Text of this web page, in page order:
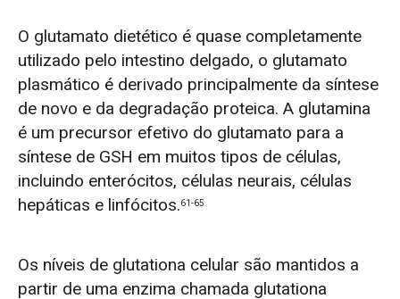
O glutamato dietético é quase completamente
utilizado pelo intestino delgado, o glutamato
plasmático é derivado principalmente da síntese
de novo e da degradação proteica. A glutamina
é um precursor efetivo do glutamato para a
síntese de GSH em muitos tipos de células,
incluindo enterócitos, células neurais, células
hepáticas e linfócitos.61-65
Os níveis de glutationa celular são mantidos a
partir de uma enzima chamada glutationa